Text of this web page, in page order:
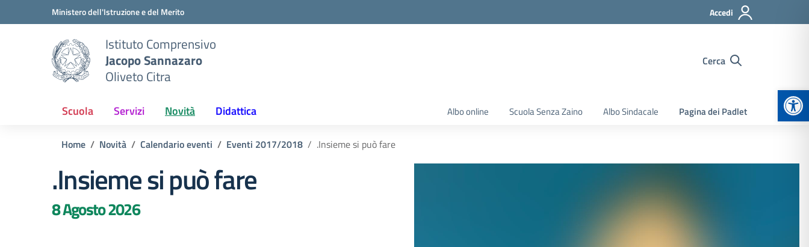
Vai ai contenuti
Vai al menu di navigazioneMinistero dell'Istruzione e del Merito Accedi
Istituto Comprensivo
Jacopo Sannazaro
Oliveto Citra
Cerca
Scuola Servizi Novità Didattica Albo online Scuola Senza Zaino Albo Sindacale Pagina dei Padlet
Home Novità Calendario eventi Eventi 2017/2018 .Insieme si può fare
.Insieme si può fare
8 Agosto 2026